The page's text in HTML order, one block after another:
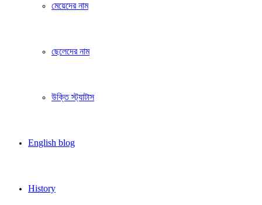
মেয়েদের নাম
ছেলেদের নাম
উক্তি স্ট্যাটাস
English blog
History